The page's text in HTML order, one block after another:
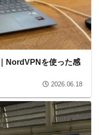
NordVPNを使った感
2026.06.18